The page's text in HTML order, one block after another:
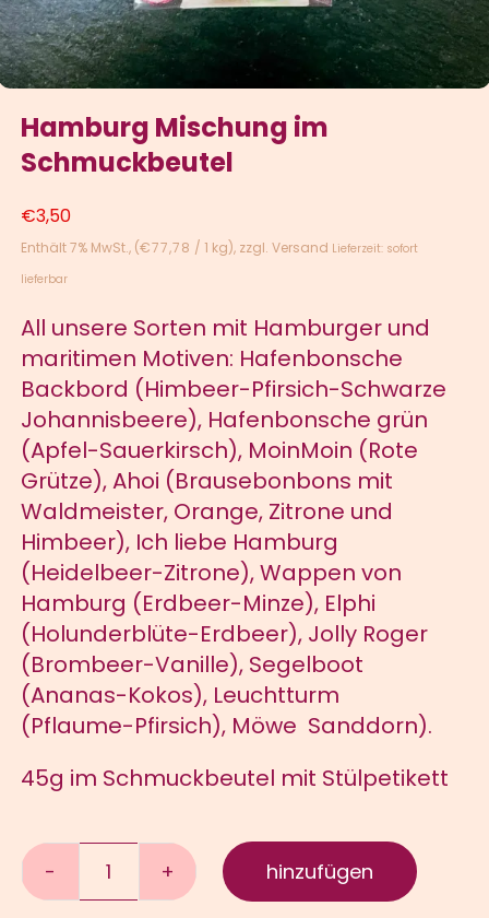
Hamburg Mischung im
Schmuckbeutel
€3,50
Enthält 7% MwSt. (€77,78 / 1 kg) zzgl.Versand Lieferzeit: sofort
lieferbar
All unsere Sorten mit Hamburger und
maritimen Motiven: Hafenbonsche
Backbord (Himbeer-Pfirsich-Schwarze
Johannisbeere), Hafenbonsche grün
(Apfel-Sauerkirsch), MoinMoin (Rote
Grütze), Ahoi (Brausebonbons mit
Waldmeister, Orange, Zitrone und
Himbeer), Ich liebe Hamburg
(Heidelbeer-Zitrone), Wappen von
Hamburg (Erdbeer-Minze), Elphi
(Holunderblüte-Erdbeer), Jolly Roger
(Brombeer-Vanille), Segelboot
(Ananas-Kokos), Leuchtturm
(Pflaume-Pfirsich), Möwe Sanddorn).
45g im Schmuckbeutel mit Stülpetikett
Hamburg
hinzufügen